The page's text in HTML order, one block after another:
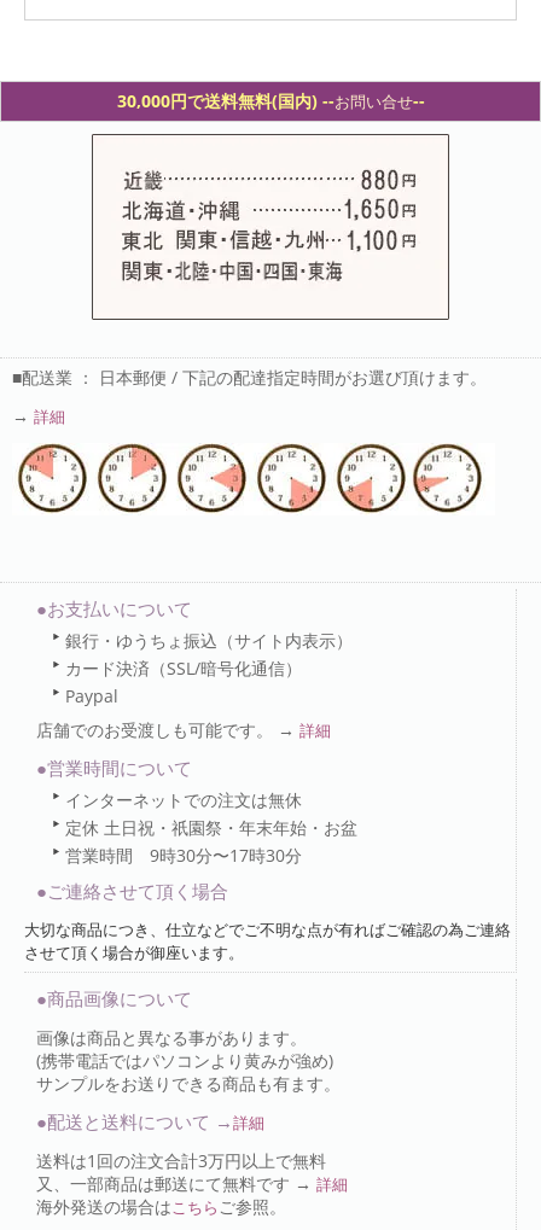
30,000円で送料無料(国内) --お問い合せ--
■配送業 ： 日本郵便 / 下記の配達指定時間がお選び頂けます。
→ 詳細
●お支払いについて
銀行・ゆうちょ振込（サイト内表示）
カード決済（SSL/暗号化通信）
Paypal
店舗でのお受渡しも可能です。 → 詳細
●営業時間について
インターネットでの注文は無休
定休 土日祝・祇園祭・年末年始・お盆
営業時間 9時30分〜17時30分
●ご連絡させて頂く場合
大切な商品につき、仕立などでご不明な点が有ればご確認の為ご連絡
させて頂く場合が御座います。
●商品画像について
画像は商品と異なる事があります。
(携帯電話ではパソコンより黄みが強め)
サンプルをお送りできる商品も有ます。
●配送と送料について →詳細
送料は1回の注文合計3万円以上で無料
又、一部商品は郵送にて無料です → 詳細
海外発送の場合は こちら ご参照。